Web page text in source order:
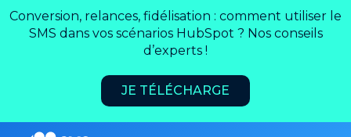
Conversion, relances, fidélisation : comment utiliser le
SMS dans vos scénarios HubSpot ? Nos conseils
d’experts !
JE TÉLÉCHARGE